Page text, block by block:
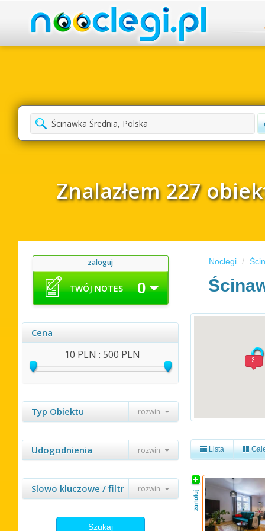
Znalazłem 227
zaloguj
TWÓJ NOTES 0
Cena
10 PLN : 500 PLN
Typ Obiektu rozwin
Udogodnienia rozwin
Slowo kluczowe / filtr rozwin
Szukaj
Noclegi
23
4
5
6
Lista